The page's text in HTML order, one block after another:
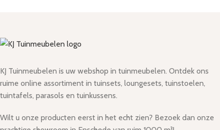
KJ Tuinmeubelen is uw webshop in tuinmeubelen. Ontdek ons
ruime online assortiment in tuinsets, loungesets, tuinstoelen,
tuintafels, parasols en tuinkussens.
Wilt u onze producten eerst in het echt zien? Bezoek dan onze